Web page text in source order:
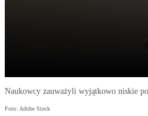
Naukowcy zauważyli wyjątkowo niskie
Foto: Adobe Stock